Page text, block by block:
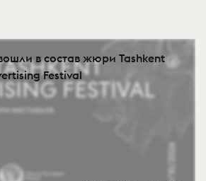
в состав жюри Tashkent
Festival